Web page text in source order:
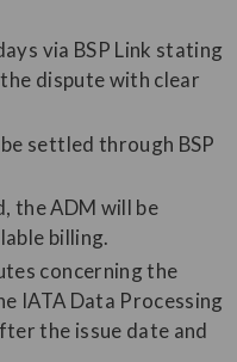
via BSP Link stating
dispute with clear
settled through BSP
the ADM will be
billing.
concerning the
IATA Data Processing
the issue date and